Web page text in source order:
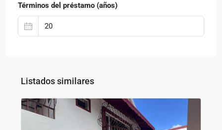
Términos del préstamo (años)
Listados similares